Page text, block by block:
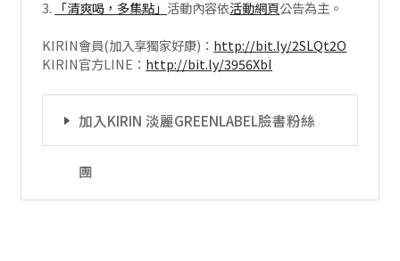
3.
「清爽喝，多集點」 活動內容依活動網頁公告為主。
KIRIN會員(加入享獨家好康)： http://bit.ly/2SLQt2O
KIRIN官方LINE： http://bit.ly/3956XbI
加入KIRIN 淡麗GREENLABEL臉書粉絲
團